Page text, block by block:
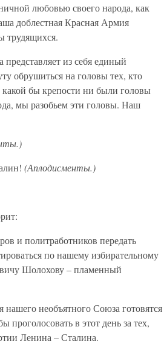
любовью своего народа, как
доблестная Красная Армия
трудящихся.
из себя единый
обрушиться на головы тех, кто
какой бы крепости ни были головы
мы разобьем эти головы. Наш
(Аплодисменты.)
и политработников передать
по нашему избирательному
Шолохову – пламенный
нашего необъятного Союза готовятся
проголосовать в этот день за тех,
Ленина – Сталина.